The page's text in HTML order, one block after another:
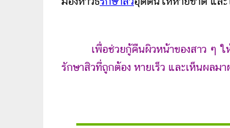
เพื่อช่วยกู้คืนผิวหน้าของสาว ๆ
รักษาสิวที่ถูกต้อง หายเร็ว และเห็นผลม